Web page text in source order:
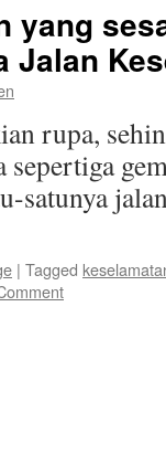
yang
Jalan
rupa,
satunya
| Tagged